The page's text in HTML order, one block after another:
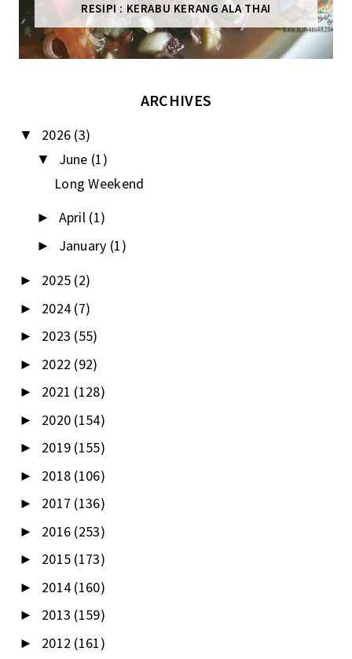
RESIPI : KERABU KERANG ALA THAI
ARCHIVES
▼ 2026 (3)
▼ June (1)
Long Weekend
► April (1)
► January (1)
► 2025 (2)
► 2024 (7)
► 2023 (55)
► 2022 (92)
► 2021 (128)
► 2020 (154)
► 2019 (155)
► 2018 (106)
► 2017 (136)
► 2016 (253)
► 2015 (173)
► 2014 (160)
► 2013 (159)
► 2012 (161)